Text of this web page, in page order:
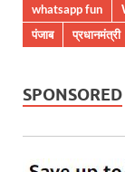
whatsapp fun
पंजाब
प्रधानमंत्री
SPONSORED